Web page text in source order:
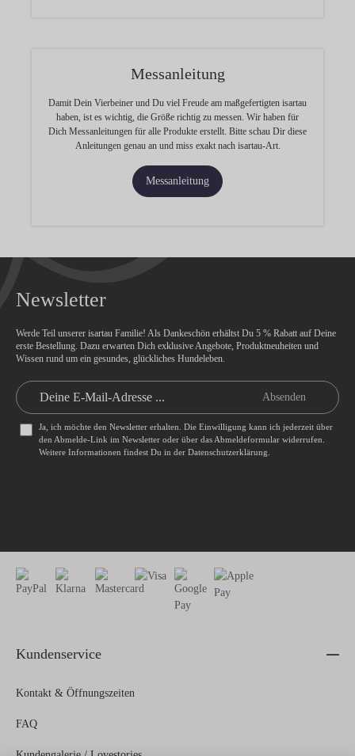
Messanleitung
Damit Dein Vierbeiner und Du viel Freude am maßgefertigten isartau
haben, ist es wichtig, die Größe richtig zu messen. Wir haben für
Dich Messanleitungen für alle Produkte erstellt. Bitte schau Dir diese
Anleitungen genau an und miss exakt nach isartau-Art.
Messanleitung
Newsletter
Werde Teil unserer isartau Familie! Als Dankeschön erhältst Du 5 % Rabatt auf Deine
erste Bestellung. Dazu erwarten Dich exklusive Angebote, Produktneuheiten und
Wissen rund um ein gesundes, glückliches Hundeleben.
Absenden
Ja, ich möchte den Newsletter erhalten. Die Einwilligung kann ich jederzeit über
den Abmelde-Link im Newsletter oder über das Abmeldeformularwiderrufen.
Weitere Informationen findest Du in der Datenschutzerklärung
Kundenservice
Kontakt & Öffnungszeiten
FAQ